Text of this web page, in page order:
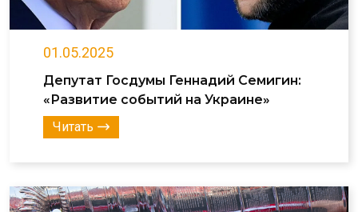
01.05.2025
Депутат Госдумы Геннадий Семигин:
«Развитие событий на Украине»
Читать